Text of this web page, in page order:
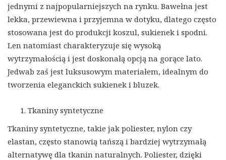
jednymi z najpopularniejszych na rynku. Bawełna jest
lekka, przewiewna i przyjemna w dotyku, dlatego często
stosowana jest do produkcji koszul, sukienek i spodni.
Len natomiast charakteryzuje się wysoką
wytrzymałością i jest doskonałą opcją na gorące lato.
Jedwab zaś jest luksusowym materiałem, idealnym do
tworzenia eleganckich sukienek i bluzek.
Tkaniny syntetyczne
Tkaniny syntetyczne, takie jak poliester, nylon czy
elastan, często stanowią tańszą i bardziej wytrzymałą
alternatywę dla tkanin naturalnych. Poliester, dzięki